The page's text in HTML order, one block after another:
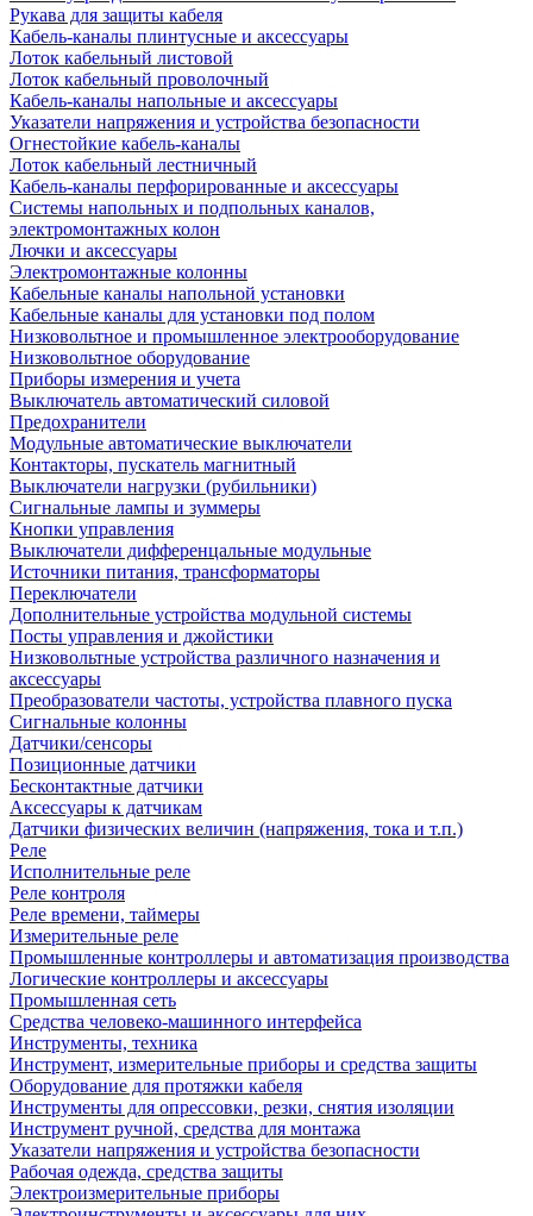
Рукава для защиты кабеля
Кабель-каналы плинтусные и аксессуары
Лоток кабельный листовой
Лоток кабельный проволочный
Кабель-каналы напольные и аксессуары
Указатели напряжения и устройства безопасности
Огнестойкие кабель-каналы
Лоток кабельный лестничный
Кабель-каналы перфорированные и аксессуары
Системы напольных и подпольных каналов,
электромонтажных колон
Лючки и аксессуары
Электромонтажные колонны
Кабельные каналы напольной установки
Кабельные каналы для установки под полом
Низковольтное и промышленное электрооборудование
Низковольтное оборудование
Приборы измерения и учета
Выключатель автоматический силовой
Предохранители
Модульные автоматические выключатели
Контакторы, пускатель магнитный
Выключатели нагрузки (рубильники)
Сигнальные лампы и зуммеры
Кнопки управления
Выключатели дифференцальные модульные
Источники питания, трансформаторы
Переключатели
Дополнительные устройства модульной системы
Посты управления и джойстики
Низковольтные устройства различного назначения и
аксессуары
Преобразователи частоты, устройства плавного пуска
Сигнальные колонны
Датчики/сенсоры
Позиционные датчики
Бесконтактные датчики
Аксессуары к датчикам
Датчики физических величин (напряжения, тока и т.п.)
Реле
Исполнительные реле
Реле контроля
Реле времени, таймеры
Измерительные реле
Промышленные контроллеры и автоматизация производства
Логические контроллеры и аксессуары
Промышленная сеть
Средства человеко-машинного интерфейса
Инструменты, техника
Инструмент, измерительные приборы и средства защиты
Оборудование для протяжки кабеля
Инструменты для опрессовки, резки, снятия изоляции
Инструмент ручной, средства для монтажа
Указатели напряжения и устройства безопасности
Рабочая одежда, средства защиты
Электроизмерительные приборы